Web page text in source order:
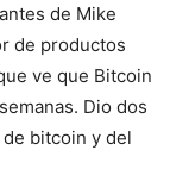
de Mike
de productos
ve que Bitcoin
Dio dos
bitcoin y del